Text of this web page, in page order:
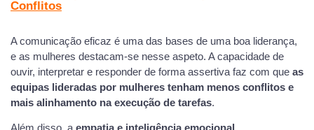
Conflitos
A comunicação eficaz é uma das bases de uma boa liderança,
e as mulheres destacam-se nesse aspeto. A capacidade de
ouvir, interpretar e responder de forma assertiva faz com que as
equipas lideradas por mulheres tenham menos conflitos e
mais alinhamento na execução de tarefas.
Além disso, a empatia e inteligência emocional